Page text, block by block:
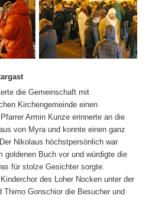
die Gemeinschaft mit
Kirchengemeinde einen
Armin Kunze erinnerte an die
von Myra und konnte einen ganz
Nikolaus höchstpersönlich war
goldenen Buch vor und würdigte die
für stolze Gesichter sorgte.
des Loher Nocken unter der
Thimo Gonschior die Besucher und